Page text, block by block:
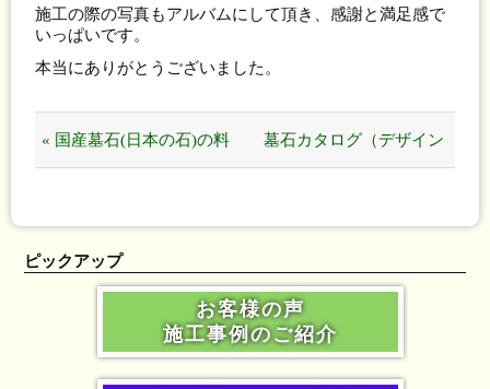
施工の際の写真もアルバムにして頂き、感謝と満足感で
いっぱいです。
本当にありがとうございました。
« 国産墓石(日本の石)の料 墓石カタログ（デザイン
ピックアップ
お客様の声
施工事例のご紹介